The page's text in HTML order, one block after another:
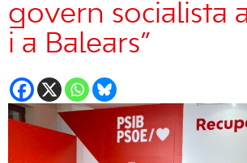
govern socialista
i a Balears”